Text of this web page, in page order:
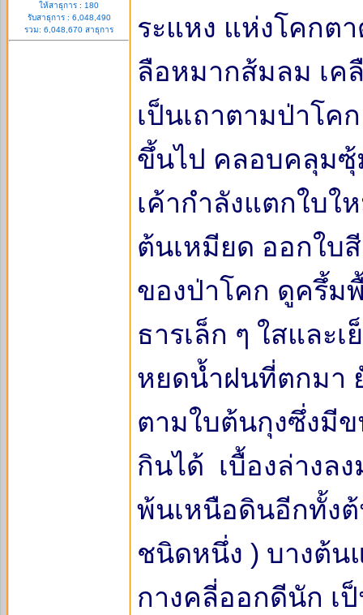
ให้สาธุการ : 180
รับสาธุการ : 6,048,490
รวม: 6,048,670 สาธุการ
ระแหง แห่งโคกต
ลือหมากส้มลม เค
เป็นเถาตามป่าโค
ขึ้นไป คลอบคลุม
เค้ากำลังแตกใบ
ต้นเหมียด ออกใบ
ของป่าโคก ดูครึ้ม
ธารเล็ก ๆ ใสและเ
หยดน้ำฝนที่ตกมา
ตามใบต้นกุงซึ่งมี
กินได้ เบื้องล่างล
พ้นเหนือดินอีกทั้ง
ชนิดหนึ่ง ) บางต้
กางคลี่ออกดีนัก เ